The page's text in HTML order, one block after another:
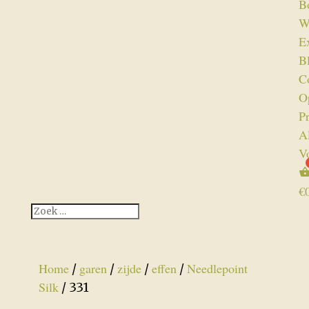
€
Home/ garen/zijde/effen/Needlepoint
Silk/ 331